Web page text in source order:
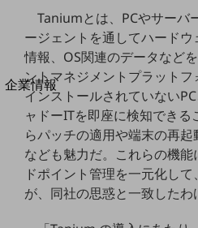
別ウィンドウで開きます
企業情報
企業情報TOP
会社案内
会社案内TOP
Taniumとは、PCやサーバ
ージェントを通してハード
情報、OS関連のデータなど
ントマネジメントプラット
インストールされていない
ャドーITを即座に検知でき
らパッチの適用や端末の再
なども魅力だ。これらの機
ドポイント管理を一元化し
が、同社の思惑と一致したわ